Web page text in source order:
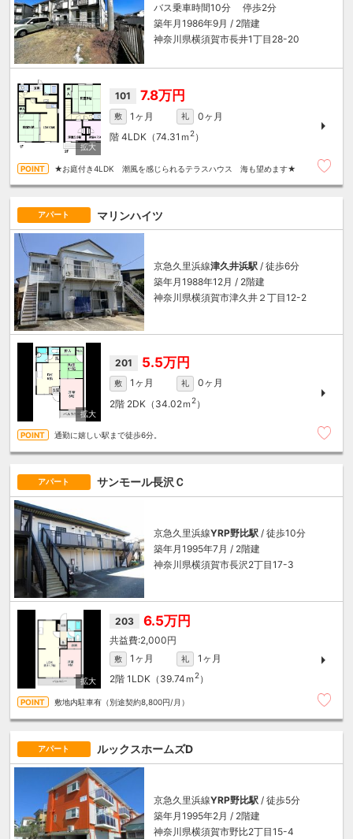
バス乗車時間10分 停歩2分
築年月1986年9月 / 2階建
神奈川県横須賀市長井1丁目28-20
101 7.8万円
敷 1ヶ月 礼
0ヶ月
階 4LDK（74.31ｍ 2）
★お庭付き4LDK 潮風を感じられるテラスハウス 海も望めます★
アパート マリンハイツ
京急久里浜線津久井浜駅 / 徒歩6分
築年月1988年12月 / 2階建
神奈川県横須賀市津久井２丁目12-2
201 5.5万円
敷 1ヶ月 礼
0ヶ月
2階 2DK（34.02ｍ 2）
通勤に嬉しい駅まで徒歩6分。
アパート サンモール長沢Ｃ
京急久里浜線YRP野比駅 / 徒歩10分
築年月1995年7月 / 2階建
神奈川県横須賀市長沢2丁目17-3
203 6.5万円
2,000円
敷 1ヶ月 礼
1ヶ月
2階 1LDK（39.74ｍ 2）
敷地内駐車有（別途契約8,800円/月）
アパート ルックスホームズD
京急久里浜線YRP野比駅 / 徒歩5分
築年月1995年2月 / 2階建
神奈川県横須賀市野比2丁目15-4